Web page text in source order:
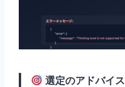
選定のアドバイス